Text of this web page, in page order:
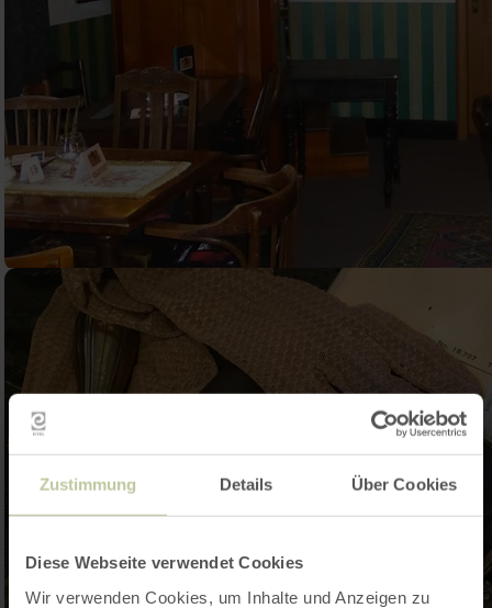
Zustimmung Details Über Cookies
Diese Webseite verwendet Cookies
Wir verwenden Cookies, um Inhalte und Anzeigen zu